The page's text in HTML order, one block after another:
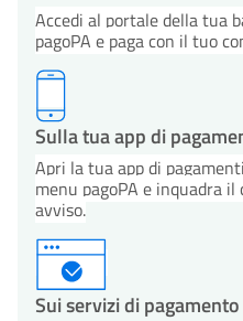
Accedi al portale della tua
pagoPA e paga con il tuo
Sulla tua app di
Apri la tua app di
menu pagoPA e inquadra il
avviso.
Sui servizi di